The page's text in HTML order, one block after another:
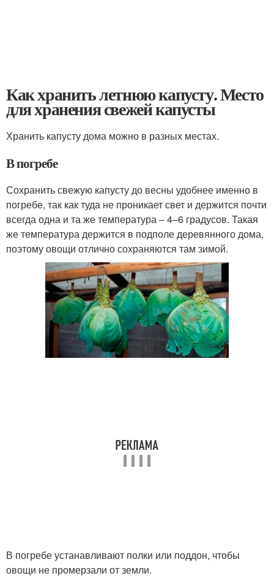
Как хранить летнюю капусту. Место
для хранения свежей капусты
Хранить капусту дома можно в разных местах.
В погребе
Сохранить свежую капусту до весны удобнее именно в
погребе, так как туда не проникает свет и держится почти
всегда одна и та же температура – 4–6 градусов. Такая
же температура держится в подполе деревянного дома,
поэтому овощи отлично сохраняются там зимой.
В погребе устанавливают полки или поддон, чтобы
овощи не промерзали от земли.